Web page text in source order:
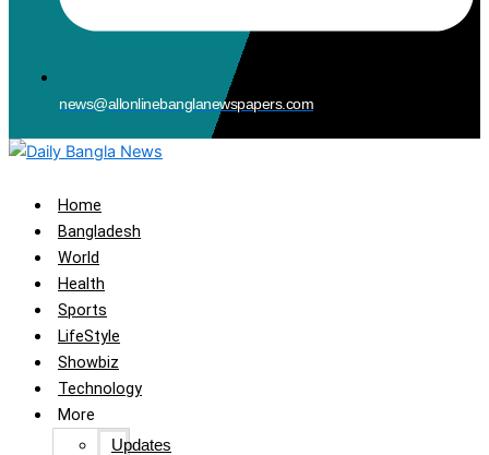
news@allonlinebanglanewspapers.com
Home
Bangladesh
World
Health
Sports
LifeStyle
Showbiz
Technology
More
Updates